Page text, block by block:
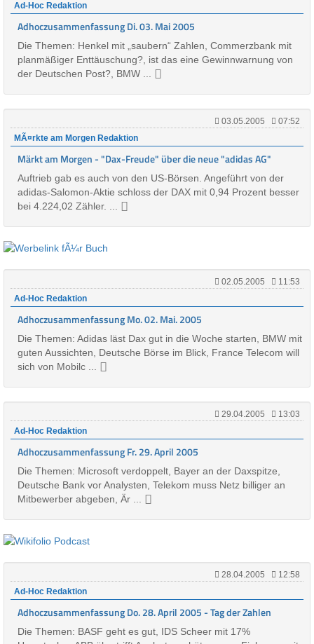
Ad-Hoc Redaktion
Adhoczusammenfassung Di. 03. Mai 2005
Die Themen: Henkel mit „saubern“ Zahlen, Commerzbank mit
planmäßiger Enttäuschung?, ist das eine Gewinnwarnung von
der Deutschen Post?, BMW ...
03.05.2005
07:52
MÃ¤rkte am Morgen Redaktion
Märkt am Morgen - "Dax-Freude" über die neue "adidas AG"
Auftrieb gab es auch von den US-Börsen. Angeführt von der
adidas-Salomon-Aktie schloss der DAX mit 0,94 Prozent besser
bei 4.224,02 Zähler. ...
02.05.2005
11:53
Ad-Hoc Redaktion
Adhoczusammenfassung Mo. 02. Mai. 2005
Die Themen: Adidas läst Dax gut in die Woche starten, BMW mit
guten Aussichten, Deutsche Börse im Blick, France Telecom will
sich von Mobilc ...
29.04.2005
13:03
Ad-Hoc Redaktion
Adhoczusammenfassung Fr. 29. April 2005
Die Themen: Microsoft verdoppelt, Bayer an der Daxspitze,
Deutsche Bank vor Analysten, Telekom muss Netz billiger an
Mitbewerber abgeben, Är ...
28.04.2005
12:58
Ad-Hoc Redaktion
Adhoczusammenfassung Do. 28. April 2005 - Tag der Zahlen
Die Themen: BASF geht es gut, IDS Scheer mit 17%